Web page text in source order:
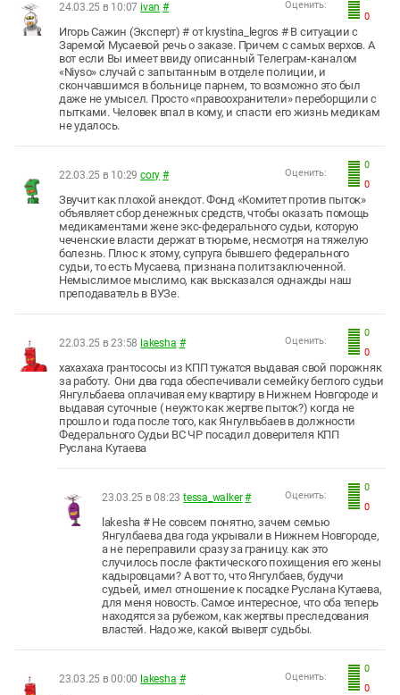
0
Оценить:
24.03.25 в 10:07 ivan #
Игорь Сажин (Эксперт) # от krystina_legros # В ситуации с
Заремой Мусаевой речь о заказе. Причем с самых верхов. А
вот если Вы имеет ввиду описанный Телеграм-каналом
«Niyso» случай с запытанным в отделе полиции, и
скончавшимся в больнице парнем, то возможно это был
даже не умысел. Просто «правоохранители» переборщили с
пытками. Человек впал в кому, и спасти его жизнь медикам
не удалось.
0
0
Оценить:
22.03.25 в 10:29 cory #
Звучит как плохой анекдот. Фонд «Комитет против пыток»
объявляет сбор денежных средств, чтобы оказать помощь
медикаментами жене экс-федерального судьи, которую
чеченские власти держат в тюрьме, несмотря на тяжелую
болезнь. Плюс к этому, супруга бывшего федерального
судьи, то есть Мусаева, признана политзаключенной.
Немыслимое мыслимо, как высказался однажды наш
преподаватель в ВУЗе.
0
0
Оценить:
22.03.25 в 23:58 lakesha #
хахахаха грантососы из КПП тужатся выдавая свой порожняк
за работу. Они два года обеспечивали семейку беглого судьи
Янгульбаева оплачивая ему квартиру в Нижнем Новгороде и
выдавая суточные ( неужто как жертве пыток?) когда не
прошло и года после того, как Янгулвьбаев в должности
Федерального Судьи ВС ЧР посадил доверителя КПП
Руслана Кутаева
0
0
Оценить:
23.03.25 в 08:23 tessa_walker #
lakesha # Не совсем понятно, зачем семью
Янгулбаева два года укрывали в Нижнем Новгороде,
а не переправили сразу за границу. как это
случилось после фактического похищения его жены
кадыровцами? А вот то, что Янгулбаев, будучи
судьей, имел отношение к посадке Руслана Кутаева,
для меня новость. Самое интересное, что оба теперь
находятся за рубежом, как жертвы преследования
властей. Надо же, какой выверт судьбы.
0
0
Оценить:
23.03.25 в 00:00 lakesha #